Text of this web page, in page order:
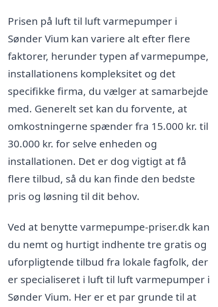
Prisen på luft til luft varmepumper i
Sønder Vium kan variere alt efter flere
faktorer, herunder typen af varmepumpe,
installationens kompleksitet og det
specifikke firma, du vælger at samarbejde
med. Generelt set kan du forvente, at
omkostningerne spænder fra 15.000 kr. til
30.000 kr. for selve enheden og
installationen. Det er dog vigtigt at få
flere tilbud, så du kan finde den bedste
pris og løsning til dit behov.
Ved at benytte varmepumpe-priser.dk kan
du nemt og hurtigt indhente tre gratis og
uforpligtende tilbud fra lokale fagfolk, der
er specialiseret i luft til luft varmepumper i
Sønder Vium. Her er et par grunde til at